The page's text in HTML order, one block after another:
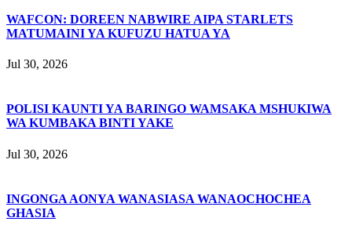
WAFCON: DOREEN NABWIRE AIPA STARLETS
MATUMAINI YA KUFUZU HATUA YA
Jul 30, 2026
POLISI KAUNTI YA BARINGO WAMSAKA MSHUKIWA
WA KUMBAKA BINTI YAKE
Jul 30, 2026
INGONGA AONYA WANASIASA WANAOCHOCHEA
GHASIA